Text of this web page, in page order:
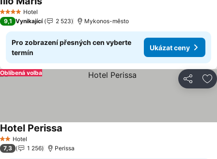
4 Počet hvězdiček
Hotel
Ukázat ceny
9,1 Vynikající 2 523 Mykonos-město
Pro zobrazení přesných cen vyberte
termín
Ukázat ceny
Sdílet
Oblíbená volba
2 Počet hvězdiček
Hotel
Hotel Perissa
7,3 1 256 Perissa